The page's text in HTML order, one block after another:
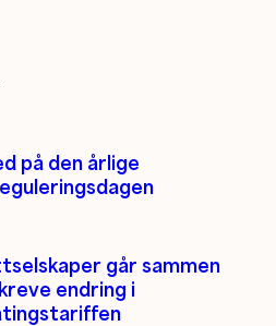
på den årlige
går sammen
endring i